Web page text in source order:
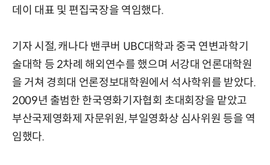
데이 대표 및 편집국장을 역임했다.
기자 시절, 캐나다 밴쿠버 UBC대학과 중국 연변과학기
술대학 등 2차례 해외연수를 했으며 서강대 언론대학원
을 거쳐 경희대 언론정보대학원에서 석사학위를 받았다.
2009년 출범한 한국영화기자협회 초대회장을 맡았고
부산국제영화제 자문위원, 부일영화상 심사위원 등을 역
임했다.